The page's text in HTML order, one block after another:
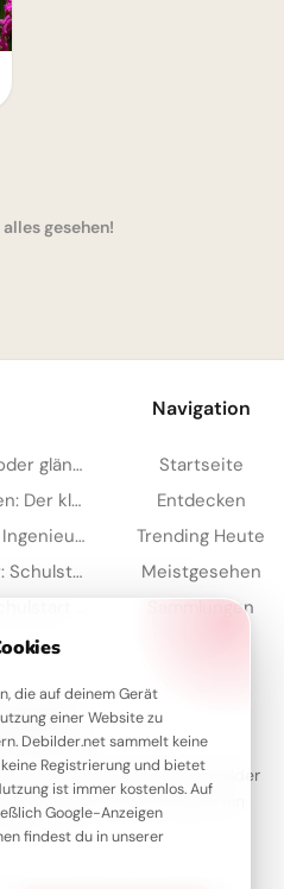
gesehen!
die auf deinem Gerät
einer Website zu
Debilder.net sammelt keine
Registrierung und bietet
ist immer kostenlos. Auf
Google-Anzeigen
findest du in unserer
Zukunft gestalten: Kleine Coder glänzen für Instagram
Schulstart mit großen Plänen: Der kleine Architekt erobert Pinterest!
Träume bauen: Dein kleiner Ingenieur startet durch – perfekt für WhatsApp!
Wissen wächst mit Neugier: Schulstart-Impulse, perfekt für Threads
Navigation
Startseite
Entdecken
Trending Heute
Meistgesehen
Sammlungen
die schönsten Grüße und Bilder
Sammlung und verschenke ein